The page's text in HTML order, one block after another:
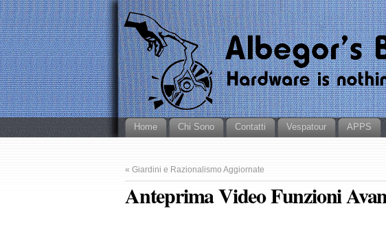
Home Chi Sono Contatti Vespatour APPS
« Giardini e Razionalismo Aggiornate
Anteprima Video Funzioni